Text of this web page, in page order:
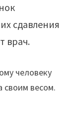
сдавления
врач.
человеку
своим весом.